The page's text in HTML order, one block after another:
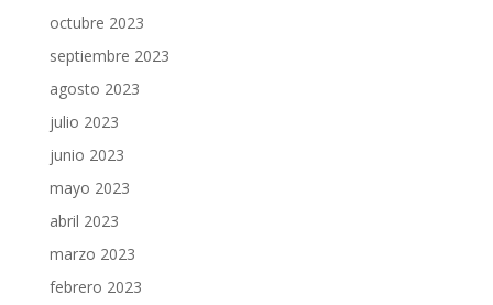
octubre 2023
septiembre 2023
agosto 2023
julio 2023
junio 2023
mayo 2023
abril 2023
marzo 2023
febrero 2023